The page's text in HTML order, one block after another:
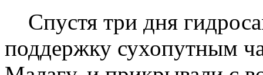
Спустя три дня
поддержку сухопутным